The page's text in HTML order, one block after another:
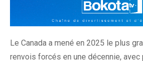
Le Canada a mené en 2025 le plus
renvois forcés en une décennie, avec